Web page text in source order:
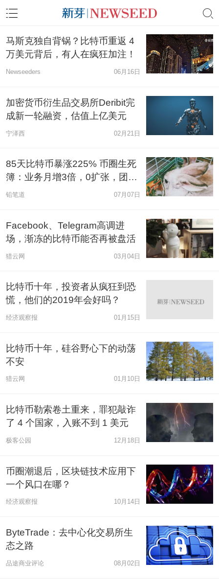
马斯克独自背锅？比特币重返 4
万美元背后，有人在疯狂加注！
Newseeders 06月16日
加密货币衍生品交易所Deribit完
成新一轮融资，估值上亿美元
宁泽西 02月21日
85天比特币暴涨225% 币圈生死
簿：业务月增3倍，0扩张，团队
凉凉…
铅笔道 07月07日
Facebook、Telegram高调进
场，渐冻的比特币能否再被盘活
猎云网 03月04日
比特币十年，投资者从疯狂到恐
慌，他们的2019年会好吗？
经济观察报 01月15日
比特币十年，硅谷野心下的动荡
不安
猎云网 01月10日
比特币勒索卷土重来，罪犯敲诈
了 4 个国家，入账不到 1 美元
极客公园 12月18日
币圈潮退后，区块链技术应用下
一个风口在哪？
经济观察报 10月14日
ByteTrade：去中心化交易所生
态之路
品途商业评论 08月02日